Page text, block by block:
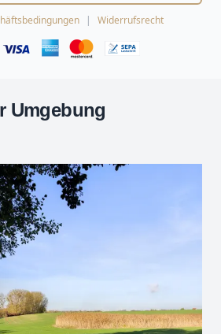
Widerrufsrecht
Umgebung